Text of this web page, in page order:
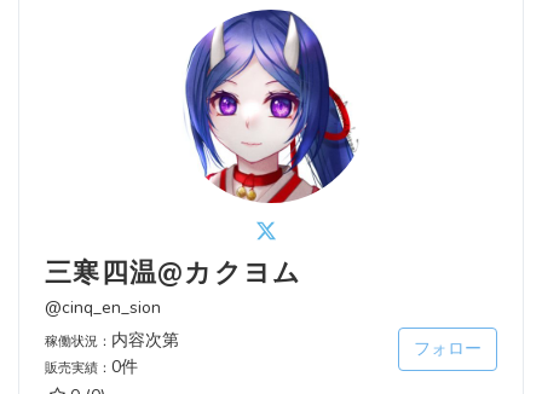
三寒四温@カクヨム
@cinq_en_sion
稼働状況： 内容次第
販売実績： 0件
フォロー